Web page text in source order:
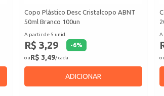
Copo Plástico Desc Cristalcopo ABNT
50ml Branco 100un
A partir de 5 unid.
R$ 3,29 -6%
ouR$ 3,49/ cada
ADICIONAR
A